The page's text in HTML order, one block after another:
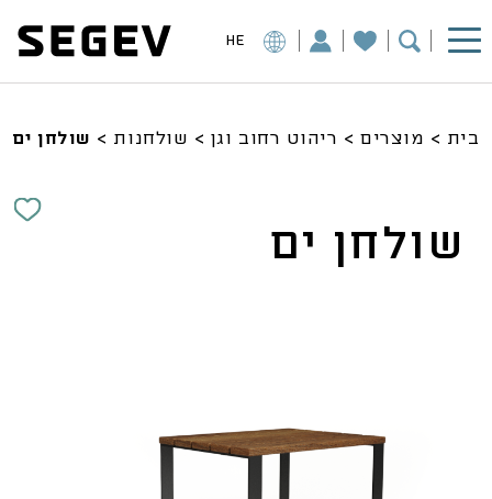
HE
בית > מוצרים> ריהוט רחוב וגן > שולחנות > שולחן ים
שולחן ים